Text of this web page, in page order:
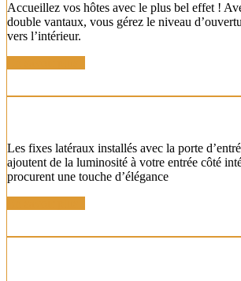
Accueillez vos hôtes avec le plus bel effet !
double vantaux, vous gérez le niveau
vers l’intérieur.
Les fixes latéraux installés avec la porte
ajoutent de la luminosité à votre entrée côté
procurent une touche d’élégance